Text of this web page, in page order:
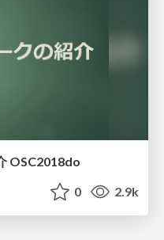
OSC2018do
0 2.9k